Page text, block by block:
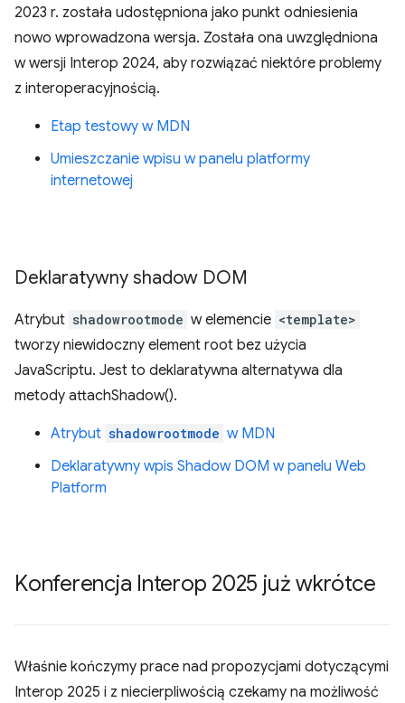
2023 r. została udostępniona jako punkt odniesienia
nowo wprowadzona wersja. Została ona uwzględniona
w wersji Interop 2024, aby rozwiązać niektóre problemy
z interoperacyjnością.
Etap testowy w MDN
Umieszczanie wpisu w panelu platformy
internetowej
Deklaratywny shadow DOM
Atrybut shadowrootmode w elemencie <template>
tworzy niewidoczny element root bez użycia
JavaScriptu. Jest to deklaratywna alternatywa dla
metody attachShadow().
Atrybut shadowrootmode w MDN
Deklaratywny wpis Shadow DOM w panelu Web
Platform
Konferencja Interop 2025 już wkrótce
Właśnie kończymy prace nad propozycjami dotyczącymi
Interop 2025 i z niecierpliwością czekamy na możliwość